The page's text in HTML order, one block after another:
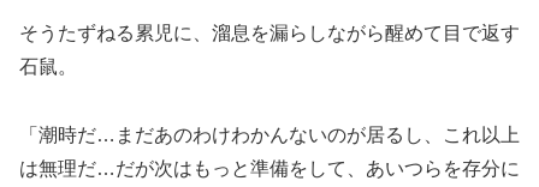
そうたずねる累児に、溜息を漏らしながら醒めて目で返す
石鼠。
「潮時だ…まだあのわけわかんないのが居るし、これ以上
は無理だ…だが次はもっと準備をして、あいつらを存分に